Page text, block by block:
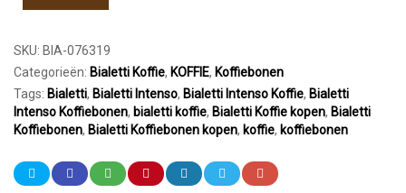
SKU: BIA-076319
Categorieën: Bialetti Koffie, KOFFIE, Koffiebonen
Tags: Bialetti, Bialetti Intenso, Bialetti Intenso Koffie, Bialetti
Intenso Koffiebonen, bialetti koffie, Bialetti Koffie kopen, Bialetti
Koffiebonen, Bialetti Koffiebonen kopen, koffie, koffiebonen